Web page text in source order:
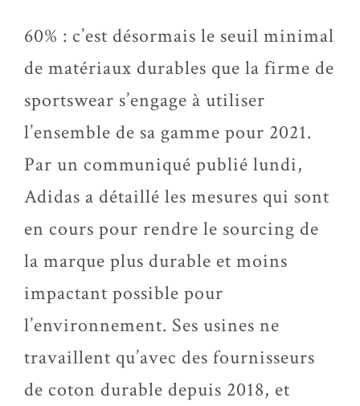
60% : c’est désormais le seuil minimal
de matériaux durables que la firme de
sportswear s’engage à utiliser
l’ensemble de sa gamme pour 2021.
Par un communiqué publié lundi,
Adidas a détaillé les mesures qui sont
en cours pour rendre le sourcing de
la marque plus durable et moins
impactant possible pour
l’environnement. Ses usines ne
travaillent qu’avec des fournisseurs
de coton durable depuis 2018, et